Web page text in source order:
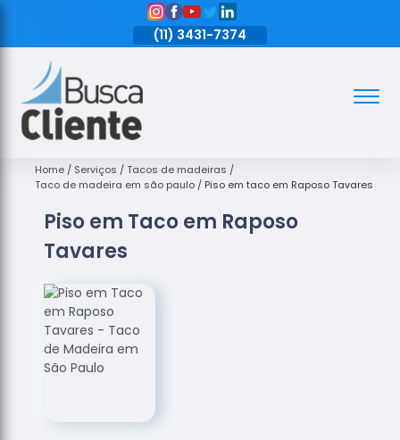
(11) 3431-7374
Assoalhos
de Madeira
Madeira
Empresas
Assoalhos
de Madeira
Loja de
Assoalhos
Assoalhos
Home Serviços
Tacos de madeiras
Taco de madeira em são paulo
Piso em taco em Raposo Tavares
Piso em Taco em Raposo
Tavares